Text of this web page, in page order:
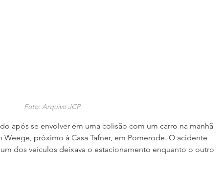
Foto: Arquivo JCP
após se envolver em uma colisão com um carro na manhã
Weege, próximo à Casa Tafner, em Pomerode. O acidente
dos veículos deixava o estacionamento enquanto o outro